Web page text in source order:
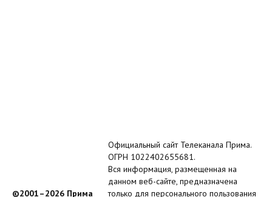
©2001–2026 Прима
Официальный сайт Телеканала Прима.
ОГРН 1022402655681.
Вся информация, размещенная на
данном веб-сайте, предназначена
только для персонального пользования